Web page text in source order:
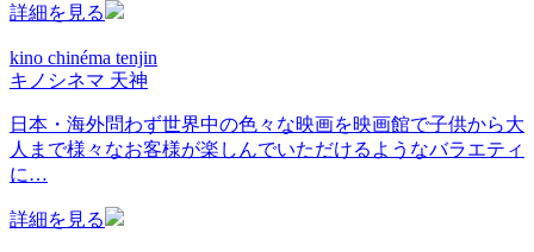
詳細を見る
kino chinéma tenjin
キノシネマ 天神
日本・海外問わず世界中の色々な映画を映画館で子供から大
人まで様々なお客様が楽しんでいただけるようなバラエティ
に…
詳細を見る